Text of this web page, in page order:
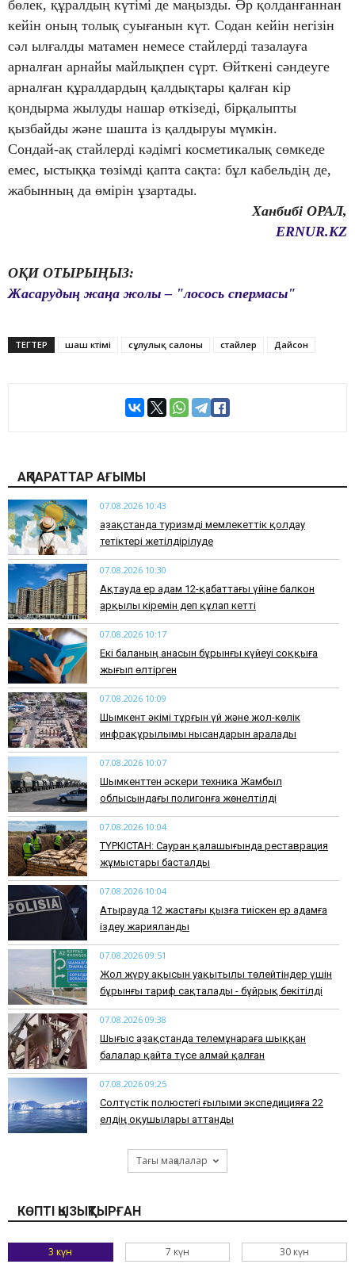
бөлек, құралдың күтімі де маңызды. Әр қолданғаннан
кейін оның толық суығанын күт. Содан кейін негізін
сәл ылғалды матамен немесе стайлерді тазалауға
арналған арнайы майлықпен сүрт. Өйткені сәндеуге
арналған құралдардың қалдықтары қалған кір
қондырма жылуды нашар өткізеді, бірқалыпты
қызбайды және шашта із қалдыруы мүмкін.
Сондай-ақ стайлерді кәдімгі косметикалық сөмкеде
емес, ыстыққа төзімді қапта сақта: бұл кабельдің де,
жабынның да өмірін ұзартады.
Ханбибі ОРАЛ,
ERNUR.KZ
ОҚИ ОТЫРЫҢЫЗ:
Жасарудың жаңа жолы – "лосось спермасы"
ТЕГТЕР шаш күтімі сұлулық салоны стайлер Дайсон
АҚПАРАТТАР АҒЫМЫ
07.08.2026 10:43
Қазақстанда туризмді мемлекеттік қолдау
тетіктері жетілдірілуде
07.08.2026 10:30
Ақтауда ер адам 12-қабаттағы үйіне балкон
арқылы кіремін деп құлап кетті
07.08.2026 10:17
Екі баланың анасын бұрынғы күйеуі соққыға
жығып өлтірген
07.08.2026 10:09
Шымкент әкімі тұрғын үй және жол-көлік
инфрақұрылымы нысандарын аралады
07.08.2026 10:07
​Шымкенттен әскери техника Жамбыл
облысындағы полигонға жөнелтілді
07.08.2026 10:04
ТҮРКІСТАН: Сауран қалашығында реставрация
жұмыстары басталды
07.08.2026 10:04
Атырауда 12 жастағы қызға тиіскен ер адамға
іздеу жарияланды
07.08.2026 09:51
Жол жүру ақысын уақытылы төлейтіндер үшін
бұрынғы тариф сақталады - бұйрық бекітілді
07.08.2026 09:38
Шығыс Қазақстанда телемұнараға шыққан
балалар қайта түсе алмай қалған
07.08.2026 09:25
Солтүстік полюстегі ғылыми экспедицияға 22
елдің оқушылары аттанды
Тағы мақалалар
КӨПТІ ҚЫЗЫҚТЫРҒАН
3 күн 7 күн 30 күн